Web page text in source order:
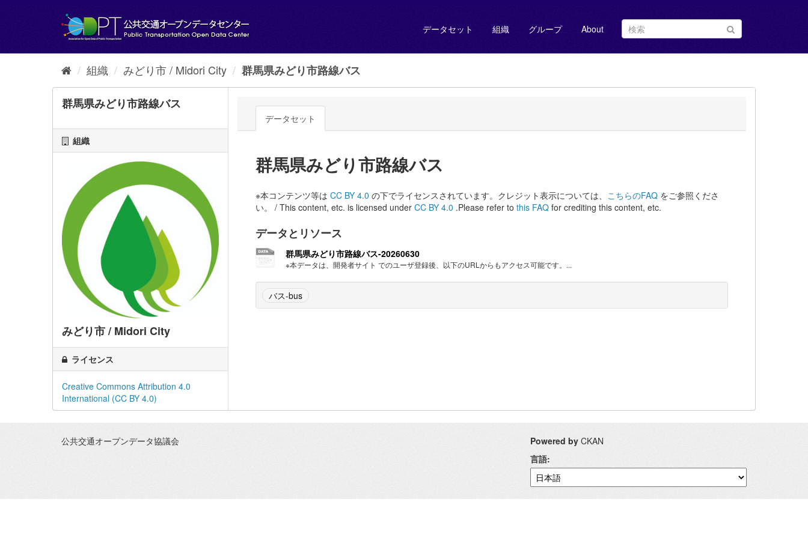
し
データセット 組織 グループ About
組織 みどり市 / Midori City 群馬県みどり市路線バス
群馬県みどり市路線バス
組織
みどり市 / Midori City
ライセンス
Creative Commons Attribution 4.0
International (CC BY 4.0)
データセット
群馬県みどり市路線バス
※本コンテンツ等は CC BY 4.0 の下でライセンスされています。クレジット表示については、 こちらのFAQ をご参照くださ
い。 / This content, etc. is licensed under CC BY 4.0 .Please refer to this FAQ for crediting this content, etc.
データとリソース
群馬県みどり市路線バス-20260630
※本データは、開発者サイト でのユーザ登録後、以下のURLからもアクセス可能です。...
バス-bus
公共交通オープンデータ協議会 Powered by CKAN
言語